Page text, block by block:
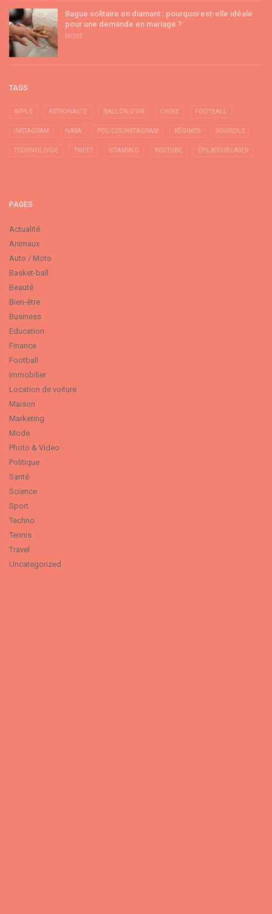
Bague solitaire en diamant : pourquoi est-elle idéale
pour une demande en mariage ?
MODE
TAGS
APPLE ASTRONAUTE BALLON D'OR CHINE FOOTBALL
INSTAGRAM NASA POLICES INSTAGRAM RÉGIMES SOURCILS
TECHNOLOGIE TWEET VITAMIN D YOUTUBE ÉPILATEUR LASER
PAGES
Actualité
Animaux
Auto / Moto
Basket-ball
Beauté
Bien-être
Business
Education
Finance
Football
Immobilier
Location de voiture
Maison
Marketing
Mode
Photo & Video
Politique
Santé
Science
Sport
Techno
Tennis
Travel
Uncategorized